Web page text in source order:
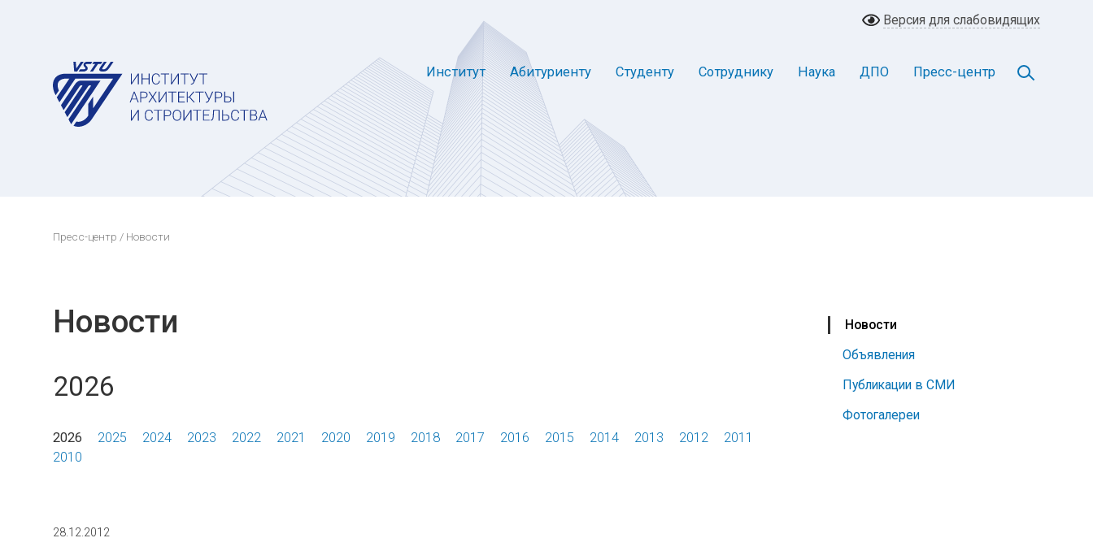
Версия для слабовидящих
Институт Абитуриенту Студенту Сотруднику Наука ДПО Пресс-центр
Пресс-центр / Новости
Новости
Объявления
Публикации в СМИ
Фотогалереи
Новости
2026
2026 2025 2024 2023 2022 2021 2020 2019 2018 2017 2016 2015 2014 2013 2012
2011
2010
28.12.2012